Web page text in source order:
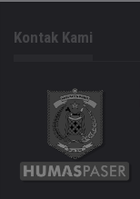
Kontak Kami